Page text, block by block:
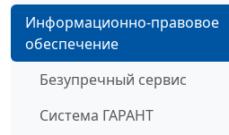
Информационно-правовое
обеспечение
Безупречный сервис
Система ГАРАНТ